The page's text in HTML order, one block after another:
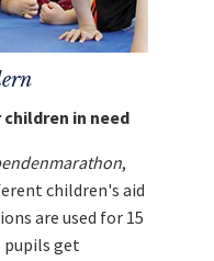
in need
,
children's aid
are used for 15
pupils get